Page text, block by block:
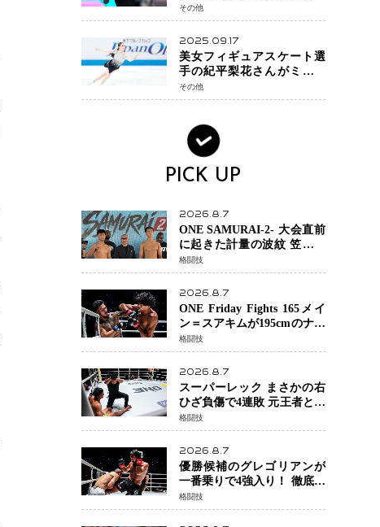
へ！ 豪州での挑戦を糧に、
28年ロサンゼルス五輪へ再
始動
その他
2025.09.17
美女フィギュアスケート選
手の紀平梨花さんがミラノ
五輪出場断念 中部選手権欠
場を発表「安全最優先の判
その他
PICK UP
2026.8.7
ONE SAMURAI-2- 大会直前
に起きた計量の波紋 笠原弘
希ら注目ファイターは契約
体重で決戦へ、山本歩夢と
平山諒選手戦は中止に
格闘技
2026.8.7
ONE Friday Fights 165メイ
ン＝スアキムが195cmのナビ
ル・アナンからダウン奪
取！猛反撃を耐え抜き判定
勝利、8連勝を達成
格闘技
2026.8.7
スーパーレック まさかの右
ひざ負傷で4連敗 元王者とし
て異例の苦境…「アクシデ
ント」でも消えない危険信
号
格闘技
2026.8.7
優勝候補のグレゴリアンが
一番乗りで4強入り！ 徹底し
たローキックでウスビャン
を攻略、判定勝利
格闘技